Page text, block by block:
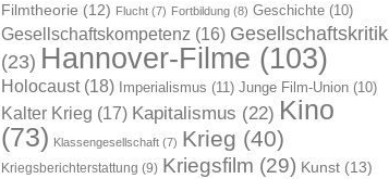
Filmtheorie (12) Flucht (7) Fortbildung (8) Geschichte (10)
Gesellschaftskompetenz (16) Gesellschaftskritik
(23) Hannover-Filme (103)
Holocaust(18) Imperialismus (11) Junge Film-Union (10)
Kalter Krieg (17) Kapitalismus (22) Kino
(73) Klassengesellschaft (7) Krieg (40)
Kriegsberichterstattung (9) Kriegsfilm (29) Kunst (13)